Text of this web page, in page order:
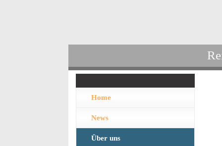
Home
News
Über uns